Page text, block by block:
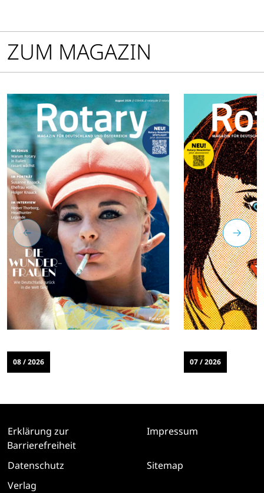
ZUM MAGAZIN
08 / 2026 07 / 2026
Erklärung zur
Barrierefreiheit
Impressum
Datenschutz
Sitemap
Verlag